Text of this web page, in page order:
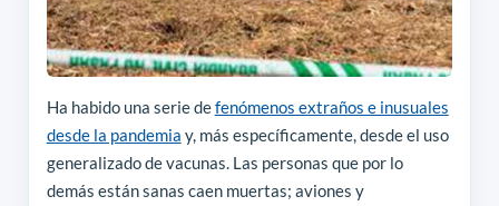
Ha habido una serie defenómenos extraños e inusuales
desde la pandemia y, más específicamente, desde el uso
generalizado de vacunas. Las personas que por lo
demás están sanas caen muertas; aviones y